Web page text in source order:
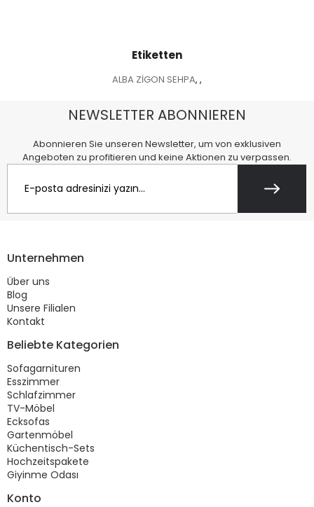
Etiketten
ALBA ZİGON SEHPA, ,
NEWSLETTER ABONNIEREN
Abonnieren Sie unseren Newsletter, um von exklusiven
Angeboten zu profitieren und keine Aktionen zu verpassen.
Unternehmen
Über uns
Blog
Unsere Filialen
Kontakt
Beliebte Kategorien
Sofagarnituren
Esszimmer
Schlafzimmer
TV-Möbel
Ecksofas
Gartenmöbel
Küchentisch-Sets
Hochzeitspakete
Giyinme Odası
Konto